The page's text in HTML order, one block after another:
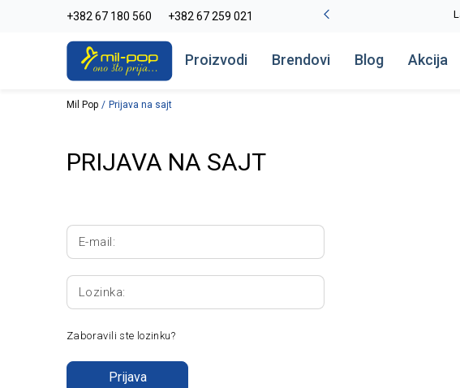
+382 67 180 560 +382 67 259 021
-20% na kompletan asortiman Pogledaj više
Proizvodi Brendovi Blog Akcija
Mil Pop Prijava na sajt
PRIJAVA NA SAJT
E-mail:
Lozinka:
Zaboravili ste lozinku?
Prijava